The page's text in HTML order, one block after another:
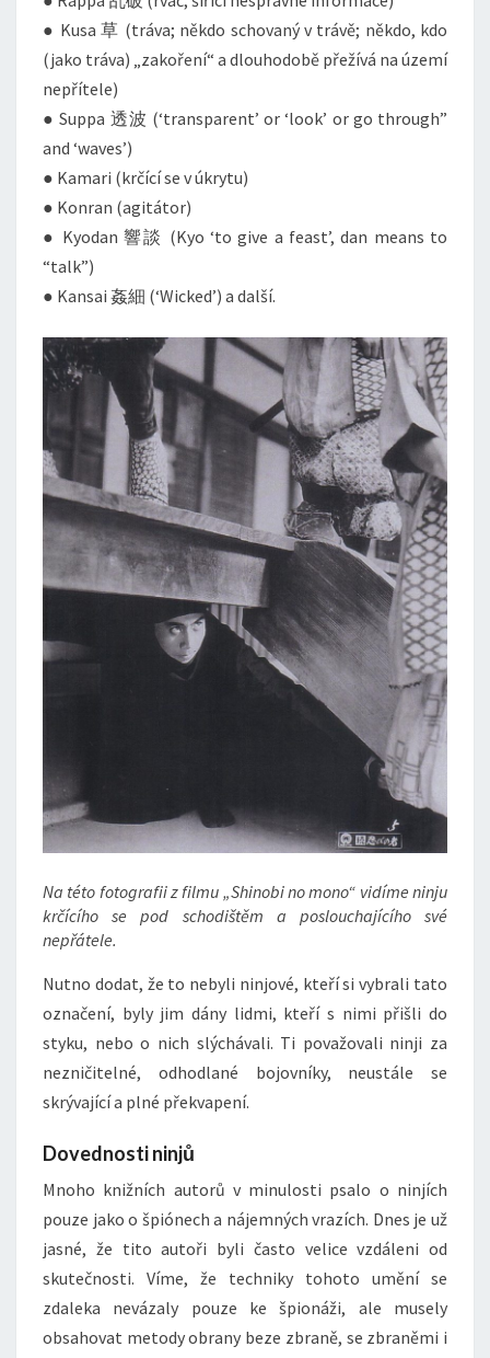
● Kusa 草 (tráva; někdo schovaný v trávě; někdo, kdo
(jako tráva) „zakoření“ a dlouhodobě přežívá na území
nepřítele)
● Suppa 透波 (‘transparent’ or ‘look’ or go through”
and ‘waves’)
● Kamari (krčící se v úkrytu)
● Konran (agitátor)
● Kyodan 響談 (Kyo ‘to give a feast’, dan means to
“talk”)
● Kansai 姦細 (‘Wicked’) a další.
Na této fotografii z filmu „Shinobi no mono“ vidíme ninju
krčícího se pod schodištěm a poslouchajícího své
nepřátele.
Nutno dodat, že to nebyli ninjové, kteří si vybrali tato
označení, byly jim dány lidmi, kteří s nimi přišli do
styku, nebo o nich slýchávali. Ti považovali ninji za
nezničitelné, odhodlané bojovníky, neustále se
skrývající a plné překvapení.
Dovednosti ninjů
Mnoho knižních autorů v minulosti psalo o ninjích
pouze jako o špiónech a nájemných vrazích. Dnes je už
jasné, že tito autoři byli často velice vzdáleni od
skutečnosti. Víme, že techniky tohoto umění se
zdaleka nevázaly pouze ke špionáži, ale musely
obsahovat metody obrany beze zbraně, se zbraněmi i